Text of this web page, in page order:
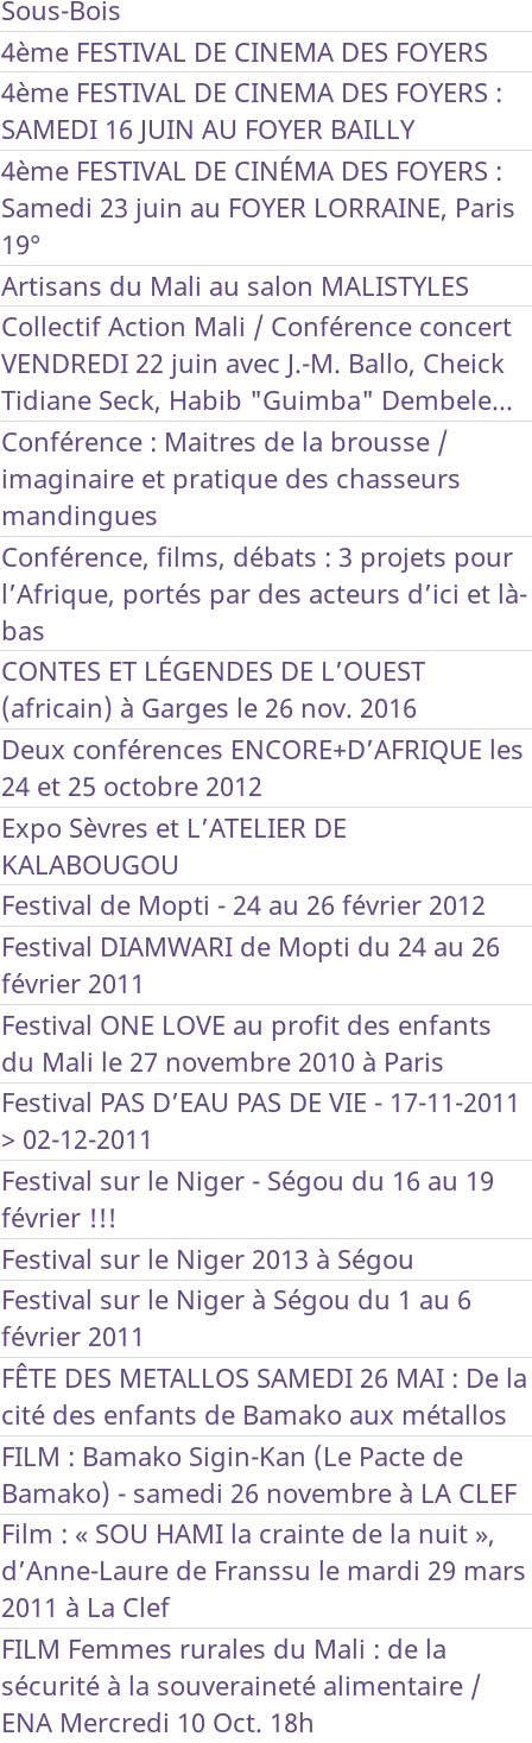
Sous-Bois
4ème FESTIVAL DE CINEMA DES FOYERS
4ème FESTIVAL DE CINEMA DES FOYERS :
SAMEDI 16 JUIN AU FOYER BAILLY
4ème FESTIVAL DE CINÉMA DES FOYERS :
Samedi 23 juin au FOYER LORRAINE, Paris
19°
Artisans du Mali au salon MALISTYLES
Collectif Action Mali / Conférence concert
VENDREDI 22 juin avec J.-M. Ballo, Cheick
Tidiane Seck, Habib "Guimba" Dembele...
Conférence : Maitres de la brousse /
imaginaire et pratique des chasseurs
mandingues
Conférence, films, débats : 3 projets pour
l’Afrique, portés par des acteurs d’ici et là-
bas
CONTES ET LÉGENDES DE L’OUEST
(africain) à Garges le 26 nov. 2016
Deux conférences ENCORE+D’AFRIQUE les
24 et 25 octobre 2012
Expo Sèvres et L’ATELIER DE
KALABOUGOU
Festival de Mopti - 24 au 26 février 2012
Festival DIAMWARI de Mopti du 24 au 26
février 2011
Festival ONE LOVE au profit des enfants
du Mali le 27 novembre 2010 à Paris
Festival PAS D’EAU PAS DE VIE - 17-11-2011
> 02-12-2011
Festival sur le Niger - Ségou du 16 au 19
février !!!
Festival sur le Niger 2013 à Ségou
Festival sur le Niger à Ségou du 1 au 6
février 2011
FÊTE DES METALLOS SAMEDI 26 MAI : De la
cité des enfants de Bamako aux métallos
FILM : Bamako Sigin-Kan (Le Pacte de
Bamako) - samedi 26 novembre à LA CLEF
Film : « SOU HAMI la crainte de la nuit »,
d’Anne-Laure de Franssu le mardi 29 mars
2011 à La Clef
FILM Femmes rurales du Mali : de la
sécurité à la souveraineté alimentaire /
ENA Mercredi 10 Oct. 18h